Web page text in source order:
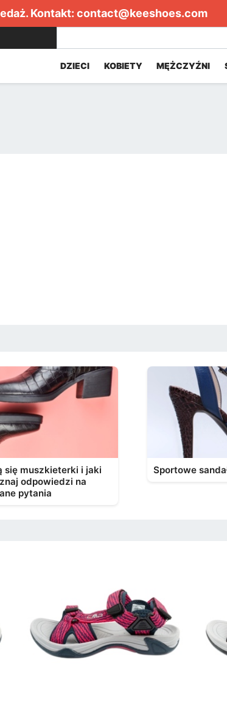
Kontakt: contact@keeshoes.com
DZIECI KOBIETY MĘŻCZYŹNI
się muszkieterki i jaki
odpowiedzi na
pytania
Sportowe